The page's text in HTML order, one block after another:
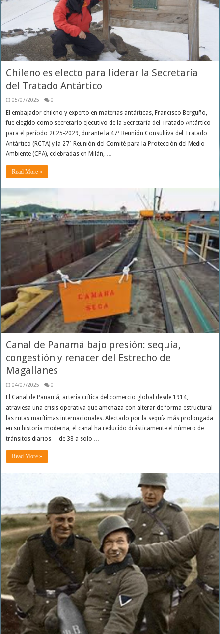
Chileno es electo para liderar la Secretaría
del Tratado Antártico
05/07/2025 0
El embajador chileno y experto en materias antárticas, Francisco Berguño,
fue elegido como secretario ejecutivo de la Secretaría del Tratado Antártico
para el período 2025-2029, durante la 47ª Reunión Consultiva del Tratado
Antártico (RCTA) y la 27ª Reunión del Comité para la Protección del Medio
Ambiente (CPA), celebradas en Milán, …
Read More »
Canal de Panamá bajo presión: sequía,
congestión y renacer del Estrecho de
Magallanes
04/07/2025 0
El Canal de Panamá, arteria crítica del comercio global desde 1914,
atraviesa una crisis operativa que amenaza con alterar de forma estructural
las rutas marítimas internacionales. Afectado por la sequía más prolongada
en su historia moderna, el canal ha reducido drásticamente el número de
tránsitos diarios —de 38 a solo …
Read More »